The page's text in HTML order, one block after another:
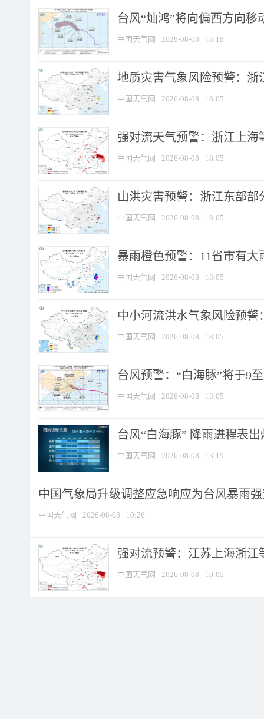
台风“灿鸿”将向偏西方向移
中国天气网 2026-08-08 18:18
地质灾害气象风险预警：
中国天气网 2026-08-08 18:05
强对流天气预警：浙江上海
中国天气网 2026-08-08 18:05
山洪灾害预警：浙江东部
中国天气网 2026-08-08 18:05
暴雨橙色预警：11省市有
中国天气网 2026-08-08 18:05
中小河流洪水气象风险预
中国天气网 2026-08-08 18:05
台风预警：“白海豚”将于9
中国天气网 2026-08-08 18:05
台风“白海豚” 降雨进程表
中国天气网 2026-08-08 13:19
中国气象局升级调整应急响应为台风暴雨
中国天气网 2026-08-08 10:26
强对流预警：江苏上海浙江
中国天气网 2026-08-08 10:05